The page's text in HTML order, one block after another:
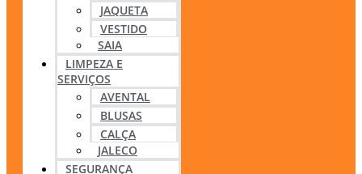
JAQUETA
VESTIDO
SAIA
LIMPEZA E
SERVIÇOS
AVENTAL
BLUSAS
CALÇA
JALECO
SEGURANÇA